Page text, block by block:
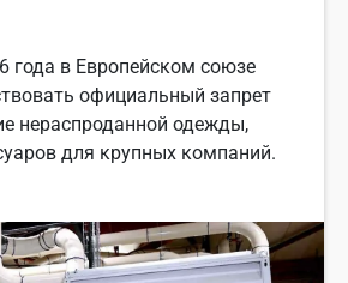
года в Европейском союзе
официальный запрет
нераспроданной одежды,
для крупных компаний.